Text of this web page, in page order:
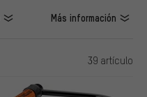
Más información
39 artículo